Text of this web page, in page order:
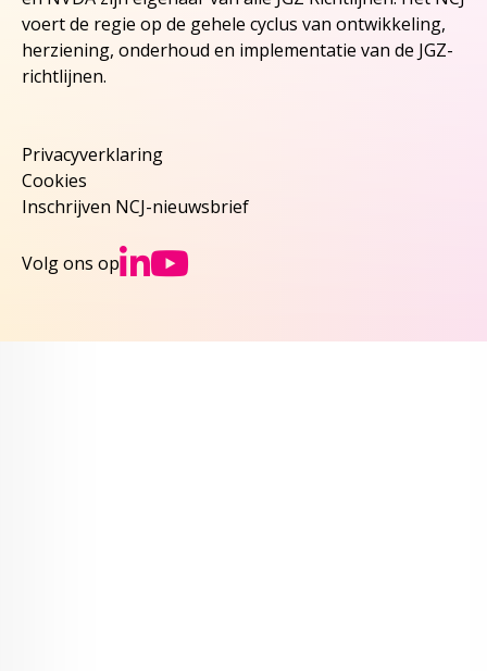
voert de regie op de gehele cyclus van ontwikkeling,
herziening, onderhoud en implementatie van de JGZ-
richtlijnen.
Privacyverklaring
Cookies
Inschrijven NCJ-nieuwsbrief
Volg ons op Ga naar NCJs